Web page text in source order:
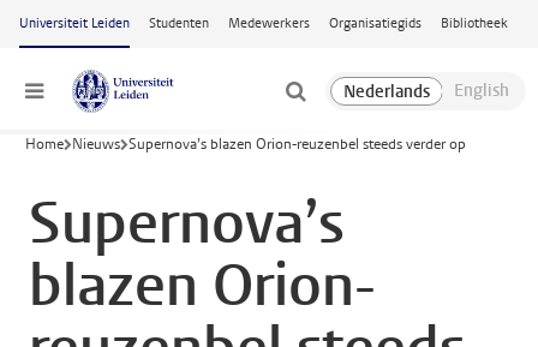
Ga naar hoofdinhoud
Universiteit Leiden Studenten Medewerkers Organisatiegids Bibliotheek
Menu
Home Nieuws Supernova’s blazen Orion-reuzenbel steeds verder op
Supernova’s
blazen Orion-